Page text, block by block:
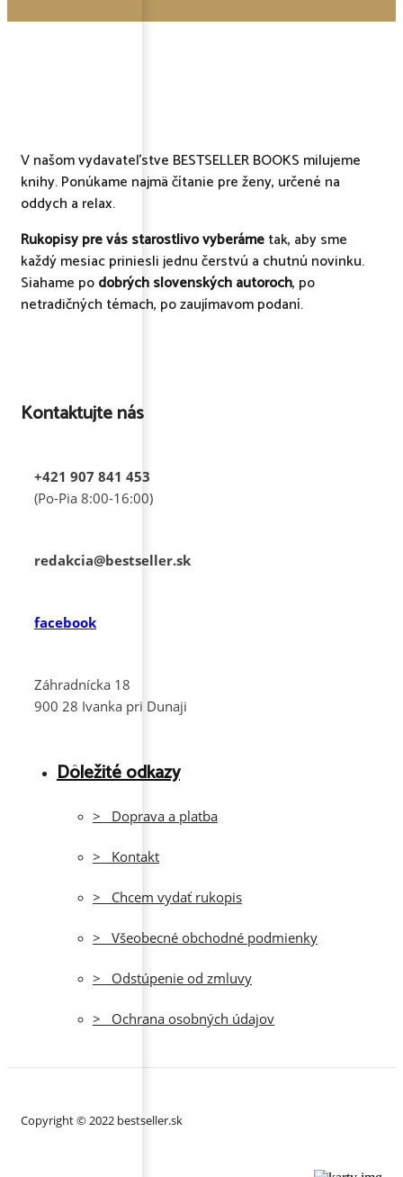
V našom vydavateľstve BESTSELLER BOOKS milujeme
knihy. Ponúkame najmä čítanie pre ženy, určené na
oddych a relax.
Rukopisy pre vás starostlivo vyberámetak, aby sme
každý mesiac priniesli jednu čerstvú a chutnú novinku.
Siahame podobrých slovenských autoroch, po
netradičných témach, po zaujímavom podaní.
Kontaktujte nás
+421 907 841 453
(Po-Pia 8:00-16:00)
redakcia@bestseller.sk
facebook
Záhradnícka 18
900 28 Ivanka pri Dunaji
Dôležité odkazy
> Doprava a platba
> Kontakt
> Chcem vydať rukopis
> Všeobecné obchodné podmienky
> Odstúpenie od zmluvy
> Ochrana osobných údajov
Copyright © 2022 bestseller.sk